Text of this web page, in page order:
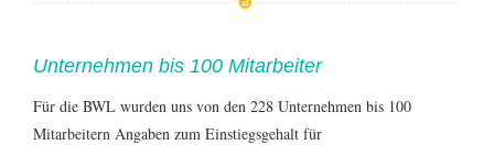
Unternehmen bis 100 Mitarbeiter
Für die BWL wurden uns von den 228 Unternehmen bis 100
Mitarbeitern Angaben zum Einstiegsgehalt für